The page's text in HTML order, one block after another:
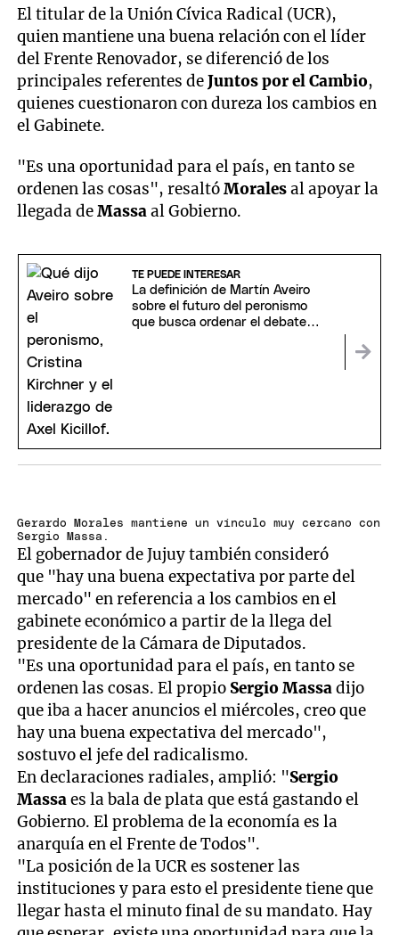
El titular de la Unión Cívica Radical (UCR),
quien mantiene una buena relación con el líder
del Frente Renovador, se diferenció de los
principales referentes deJuntos por el Cambio,
quienes cuestionaron con dureza los cambios en
el Gabinete.
"Es una oportunidad para el país, en tanto se
ordenen las cosas", resaltóMoralesal apoyar la
llegada deMassaal Gobierno.
TE PUEDE INTERESAR
La definición de Martín Aveiro
sobre el futuro del peronismo
que busca ordenar el debate
Gerardo Morales mantiene un vínculo muy cercano con
Sergio Massa.
El gobernador de Jujuy también consideró
que "hay una buena expectativa por parte del
mercado" en referencia a los cambios en el
gabinete económico a partir de la llega del
presidente de la Cámara de Diputados.
"Es una oportunidad para el país, en tanto se
ordenen las cosas. El propio Sergio Massadijo
que iba a hacer anuncios el miércoles, creo que
hay una buena expectativa del mercado",
sostuvo el jefe del radicalismo.
En declaraciones radiales, amplió: "Sergio
Massaes la bala de plata que está gastando el
Gobierno. El problema de la economía es la
anarquía en el Frente de Todos".
"La posición de la UCR es sostener las
instituciones y para esto el presidente tiene que
llegar hasta el minuto final de su mandato. Hay